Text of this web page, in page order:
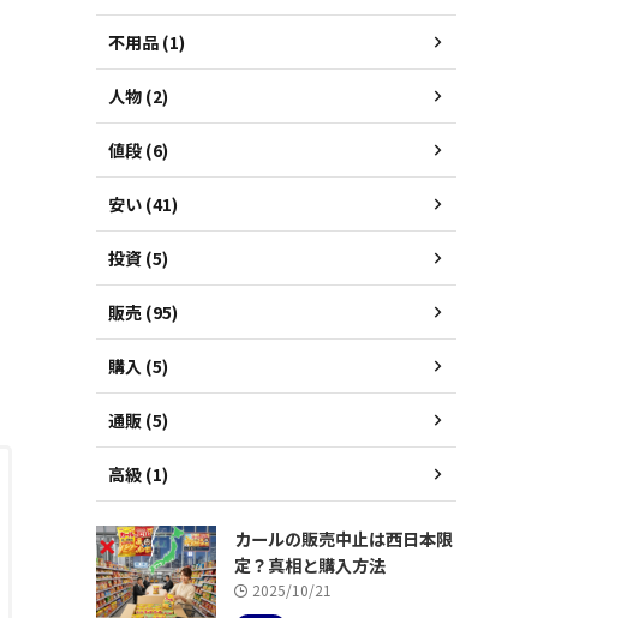
不用品 (1)
人物 (2)
値段 (6)
安い (41)
投資 (5)
販売 (95)
購入 (5)
通販 (5)
高級 (1)
カールの販売中止は西日本限
定？真相と購入方法
2025/10/21